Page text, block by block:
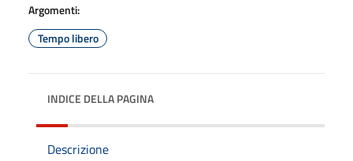
Argomenti:
Tempo libero
INDICE DELLA PAGINA
Descrizione